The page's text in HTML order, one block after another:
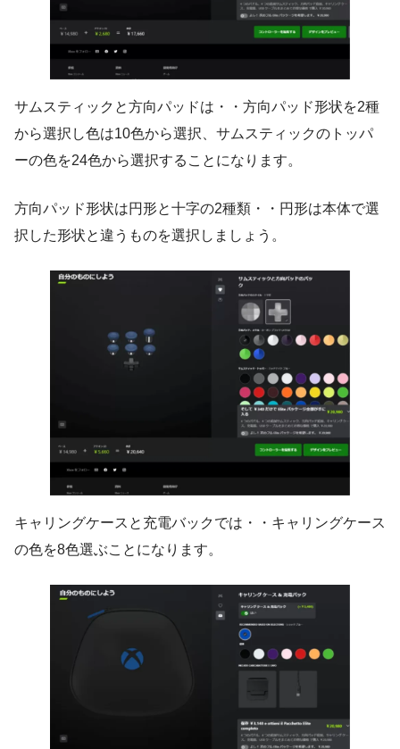
サムスティックと方向パッドは・・方向パッド形状を2種
から選択し色は10色から選択、サムスティックのトッパ
ーの色を24色から選択することになります。
方向パッド形状は円形と十字の2種類・・円形は本体で選
択した形状と違うものを選択しましょう。
キャリングケースと充電バックでは・・キャリングケース
の色を8色選ぶことになります。